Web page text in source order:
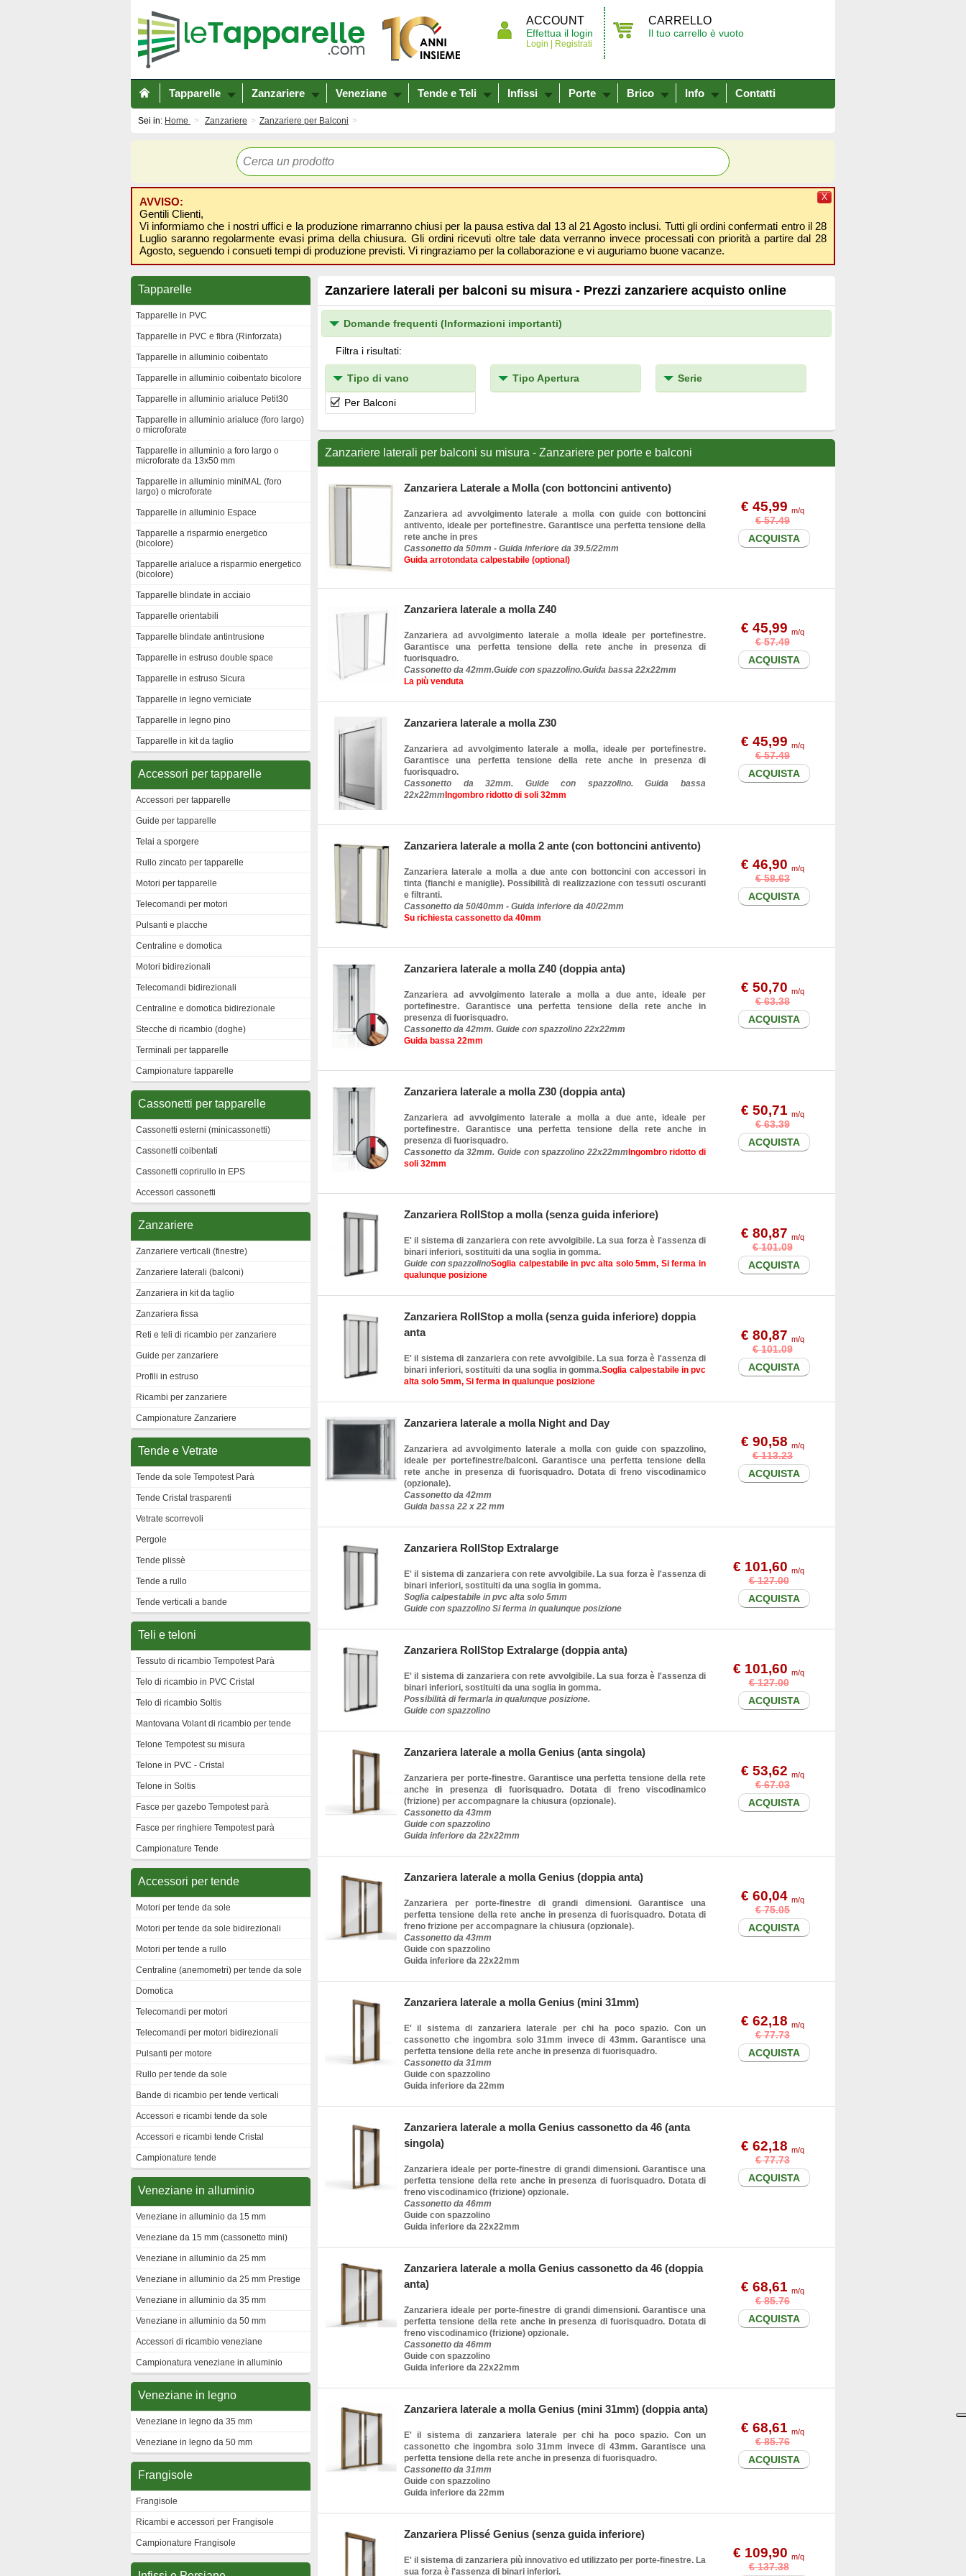
ACCOUNT
Effettua il login
Login | Registrati
CARRELLO
Il tuo carrello è vuoto
Tapparelle Zanzariere Veneziane Tende e Teli Infissi Porte Brico Info Contatti
Sei in: Home Zanzariere Zanzariere per Balconi
AVVISO:
Gentili Clienti,
Vi informiamo che i nostri uffici e la produzione rimarranno chiusi per la pausa estiva dal 13 al 21 Agosto inclusi. Tutti gli ordini confermati entro il 28
Luglio saranno regolarmente evasi prima della chiusura. Gli ordini ricevuti oltre tale data verranno invece processati con priorità a partire dal 28
Agosto, seguendo i consueti tempi di produzione previsti. Vi ringraziamo per la collaborazione e vi auguriamo buone vacanze.
X
Tapparelle
Tapparelle in PVC
Tapparelle in PVC e fibra (Rinforzata)
Tapparelle in alluminio coibentato
Tapparelle in alluminio coibentato bicolore
Tapparelle in alluminio arialuce Petit30
Tapparelle in alluminio arialuce (foro largo)
o microforate
Tapparelle in alluminio a foro largo o
microforate da 13x50 mm
Tapparelle in alluminio miniMAL (foro
largo) o microforate
Tapparelle in alluminio Espace
Tapparelle a risparmio energetico
(bicolore)
Tapparelle arialuce a risparmio energetico
(bicolore)
Tapparelle blindate in acciaio
Tapparelle orientabili
Tapparelle blindate antintrusione
Tapparelle in estruso double space
Tapparelle in estruso Sicura
Tapparelle in legno verniciate
Tapparelle in legno pino
Tapparelle in kit da taglio
Accessori per tapparelle
Accessori per tapparelle
Guide per tapparelle
Telai a sporgere
Rullo zincato per tapparelle
Motori per tapparelle
Telecomandi per motori
Pulsanti e placche
Centraline e domotica
Motori bidirezionali
Telecomandi bidirezionali
Centraline e domotica bidirezionale
Stecche di ricambio (doghe)
Terminali per tapparelle
Campionature tapparelle
Cassonetti per tapparelle
Cassonetti esterni (minicassonetti)
Cassonetti coibentati
Cassonetti coprirullo in EPS
Accessori cassonetti
Zanzariere
Zanzariere verticali (finestre)
Zanzariere laterali (balconi)
Zanzariera in kit da taglio
Zanzariera fissa
Reti e teli di ricambio per zanzariere
Guide per zanzariere
Profili in estruso
Ricambi per zanzariere
Campionature Zanzariere
Tende e Vetrate
Tende da sole Tempotest Parà
Tende Cristal trasparenti
Vetrate scorrevoli
Pergole
Tende plissè
Tende a rullo
Tende verticali a bande
Teli e teloni
Tessuto di ricambio Tempotest Parà
Telo di ricambio in PVC Cristal
Telo di ricambio Soltis
Mantovana Volant di ricambio per tende
Telone Tempotest su misura
Telone in PVC - Cristal
Telone in Soltis
Fasce per gazebo Tempotest parà
Fasce per ringhiere Tempotest parà
Campionature Tende
Accessori per tende
Motori per tende da sole
Motori per tende da sole bidirezionali
Motori per tende a rullo
Centraline (anemometri) per tende da sole
Domotica
Telecomandi per motori
Telecomandi per motori bidirezionali
Pulsanti per motore
Rullo per tende da sole
Bande di ricambio per tende verticali
Accessori e ricambi tende da sole
Accessori e ricambi tende Cristal
Campionature tende
Veneziane in alluminio
Veneziane in alluminio da 15 mm
Veneziane da 15 mm (cassonetto mini)
Veneziane in alluminio da 25 mm
Veneziane in alluminio da 25 mm Prestige
Veneziane in alluminio da 35 mm
Veneziane in alluminio da 50 mm
Accessori di ricambio veneziane
Campionatura veneziane in alluminio
Veneziane in legno
Veneziane in legno da 35 mm
Veneziane in legno da 50 mm
Frangisole
Frangisole
Ricambi e accessori per Frangisole
Campionature Frangisole
Zanzariere laterali per balconi su misura - Prezzi zanzariere acquisto online
Domande frequenti (Informazioni importanti)
Filtra i risultati:
Tipo di vano
Per Balconi
Tipo Apertura Serie
Zanzariere laterali per balconi su misura - Zanzariere per porte e balconi
Zanzariera Laterale a Molla (con bottoncini antivento)
Zanzariera ad avvolgimento laterale a molla con guide con bottoncini
antivento, ideale per portefinestre. Garantisce una perfetta tensione della
rete anche in pres
Cassonetto da 50mm - Guida inferiore da 39.5/22mm
Guida arrotondata calpestabile (optional)
€ 45,99 m/q
€ 57.49
ACQUISTA
Zanzariera laterale a molla Z40
Zanzariera ad avvolgimento laterale a molla ideale per portefinestre.
Garantisce una perfetta tensione della rete anche in presenza di
fuorisquadro.
Cassonetto da 42mm.Guide con spazzolino.Guida bassa 22x22mm
La più venduta
€ 45,99 m/q
€ 57.49
ACQUISTA
Zanzariera laterale a molla Z30
Zanzariera ad avvolgimento laterale a molla, ideale per portefinestre.
Garantisce una perfetta tensione della rete anche in presenza di
fuorisquadro.
Cassonetto da 32mm. Guide con spazzolino. Guida bassa
22x22mmIngombro ridotto di soli 32mm
€ 45,99 m/q
€ 57.49
ACQUISTA
Zanzariera laterale a molla 2 ante (con bottoncini antivento)
Zanzariera laterale a molla a due ante con bottoncini con accessori in
tinta (fianchi e maniglie). Possibilità di realizzazione con tessuti oscuranti
e filtranti.
Cassonetto da 50/40mm - Guida inferiore da 40/22mm
Su richiesta cassonetto da 40mm
€ 46,90 m/q
€ 58.63
ACQUISTA
Zanzariera laterale a molla Z40 (doppia anta)
Zanzariera ad avvolgimento laterale a molla a due ante, ideale per
portefinestre. Garantisce una perfetta tensione della rete anche in
presenza di fuorisquadro.
Cassonetto da 42mm. Guide con spazzolino 22x22mm
Guida bassa 22mm
€ 50,70 m/q
€ 63.38
ACQUISTA
Zanzariera laterale a molla Z30 (doppia anta)
Zanzariera ad avvolgimento laterale a molla a due ante, ideale per
portefinestre. Garantisce una perfetta tensione della rete anche in
presenza di fuorisquadro.
Cassonetto da 32mm. Guide con spazzolino 22x22mmIngombro ridotto di
soli 32mm
€ 50,71 m/q
€ 63.39
ACQUISTA
Zanzariera RollStop a molla (senza guida inferiore)
E' il sistema di zanzariera con rete avvolgibile. La sua forza è l'assenza di
binari inferiori, sostituiti da una soglia in gomma.
Guide con spazzolinoSoglia calpestabile in pvc alta solo 5mm, Si ferma in
qualunque posizione
€ 80,87 m/q
€ 101.09
ACQUISTA
Zanzariera RollStop a molla (senza guida inferiore) doppia
anta
E' il sistema di zanzariera con rete avvolgibile. La sua forza è l'assenza di
binari inferiori, sostituiti da una soglia in gomma.Soglia calpestabile in pvc
alta solo 5mm, Si ferma in qualunque posizione
€ 80,87 m/q
€ 101.09
ACQUISTA
Zanzariera laterale a molla Night and Day
Zanzariera ad avvolgimento laterale a molla con guide con spazzolino,
ideale per portefinestre/balconi. Garantisce una perfetta tensione della
rete anche in presenza di fuorisquadro. Dotata di freno viscodinamico
(opzionale).
Cassonetto da 42mm
Guida bassa 22 x 22 mm
€ 90,58 m/q
€ 113.23
ACQUISTA
Zanzariera RollStop Extralarge
E' il sistema di zanzariera con rete avvolgibile. La sua forza è l'assenza di
binari inferiori, sostituiti da una soglia in gomma.
Soglia calpestabile in pvc alta solo 5mm
Guide con spazzolino Si ferma in qualunque posizione
€ 101,60 m/q
€ 127.00
ACQUISTA
Zanzariera RollStop Extralarge (doppia anta)
E' il sistema di zanzariera con rete avvolgibile. La sua forza è l'assenza di
binari inferiori, sostituiti da una soglia in gomma.
Possibilità di fermarla in qualunque posizione.
Guide con spazzolino
€ 101,60 m/q
€ 127.00
ACQUISTA
Zanzariera laterale a molla Genius (anta singola)
Zanzariera per porte-finestre. Garantisce una perfetta tensione della rete
anche in presenza di fuorisquadro. Dotata di freno viscodinamico
(frizione) per accompagnare la chiusura (opzionale).
Cassonetto da 43mm
Guide con spazzolino
Guida inferiore da 22x22mm
€ 53,62 m/q
€ 67.03
ACQUISTA
Zanzariera laterale a molla Genius (doppia anta)
Zanzariera per porte-finestre di grandi dimensioni. Garantisce una
perfetta tensione della rete anche in presenza di fuorisquadro. Dotata di
freno frizione per accompagnare la chiusura (opzionale).
Cassonetto da 43mm
Guide con spazzolino
Guida inferiore da 22x22mm
€ 60,04 m/q
€ 75.05
ACQUISTA
Zanzariera laterale a molla Genius (mini 31mm)
E' il sistema di zanzariera laterale per chi ha poco spazio. Con un
cassonetto che ingombra solo 31mm invece di 43mm. Garantisce una
perfetta tensione della rete anche in presenza di fuorisquadro.
Cassonetto da 31mm
Guide con spazzolino
Guida inferiore da 22mm
€ 62,18 m/q
€ 77.73
ACQUISTA
Zanzariera laterale a molla Genius cassonetto da 46 (anta
singola)
Zanzariera ideale per porte-finestre di grandi dimensioni. Garantisce una
perfetta tensione della rete anche in presenza di fuorisquadro. Dotata di
freno viscodinamico (frizione) opzionale.
Cassonetto da 46mm
Guide con spazzolino
Guida inferiore da 22x22mm
€ 62,18 m/q
€ 77.73
ACQUISTA
Zanzariera laterale a molla Genius cassonetto da 46 (doppia
anta)
Zanzariera ideale per porte-finestre di grandi dimensioni. Garantisce una
perfetta tensione della rete anche in presenza di fuorisquadro. Dotata di
freno viscodinamico (frizione) opzionale.
Cassonetto da 46mm
Guide con spazzolino
Guida inferiore da 22x22mm
€ 68,61 m/q
€ 85.76
ACQUISTA
Zanzariera laterale a molla Genius (mini 31mm) (doppia anta)
E' il sistema di zanzariera laterale per chi ha poco spazio. Con un
cassonetto che ingombra solo 31mm invece di 43mm. Garantisce una
perfetta tensione della rete anche in presenza di fuorisquadro.
Cassonetto da 31mm
Guide con spazzolino
Guida inferiore da 22mm
€ 68,61 m/q
€ 85.76
ACQUISTA
Zanzariera Plissé Genius (senza guida inferiore)
E' il sistema di zanzariera più innovativo ed utilizzato per porte-finestre. La
sua forza è l'assenza di binari inferiori.
€ 109,90 m/q
€ 137.38